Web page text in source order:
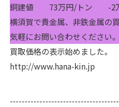
銅建値 73万円/トン -2
横須賀で貴金属、非鉄金属の
気軽にお問い合わせください。
買取価格の表示始めました。
http://www.hana-kin.jp